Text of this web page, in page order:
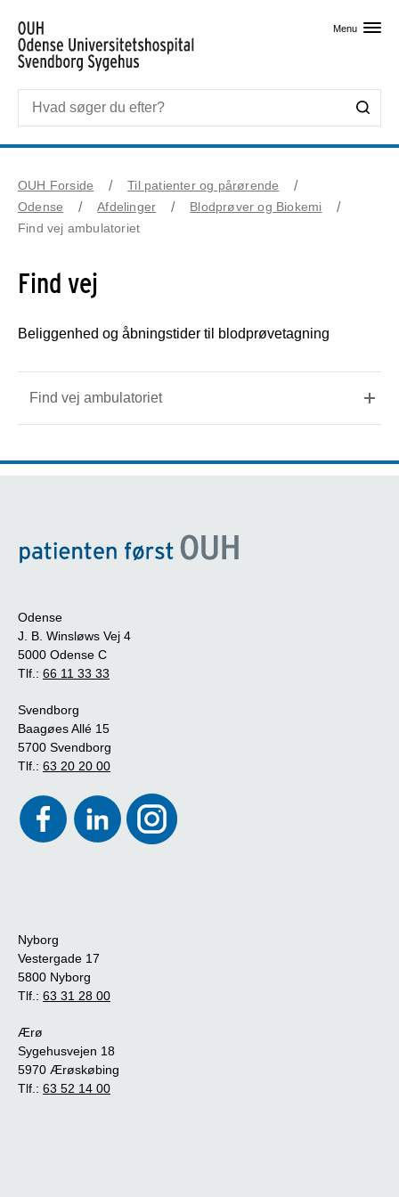
Menu
OUH Forside
Til patienter og pårørende
Odense
Afdelinger
Blodprøver og Biokemi
Find vej ambulatoriet
Find vej
Beliggenhed og åbningstider til blodprøvetagning
Find vej ambulatoriet
Odense
J. B. Winsløws Vej 4
5000 Odense C
Tlf.: 66 11 33 33
Svendborg
Baagøes Allé 15
5700 Svendborg
Tlf.: 63 20 20 00
Nyborg
Vestergade 17
5800 Nyborg
Tlf.: 63 31 28 00
Ærø
Sygehusvejen 18
5970 Ærøskøbing
Tlf.: 63 52 14 00